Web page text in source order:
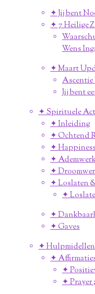
✦ Jij bent
✦ 7 Heilige
Wens
✦ Maart
Ascentie
Jij bent
✦ Spirituele
✦ Inleiding
✦ Ochtend
✦
✦
✦
✦ Loslaten
✦
✦
✦ Gaves
✦ Hulpmidellen
✦
✦
✦ Prayer